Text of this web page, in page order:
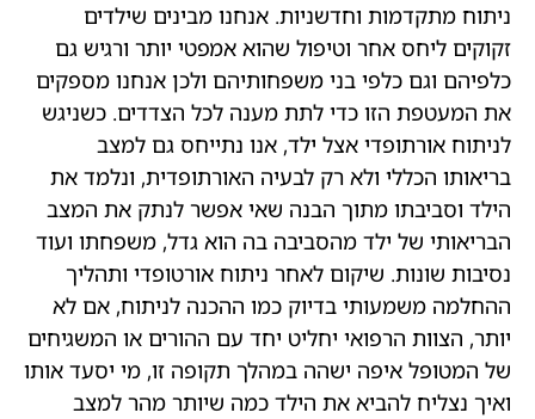
ניתוח מתקדמות וחדשניות. אנחנו מבינים שילדים
זקוקים ליחס אחר וטיפול שהוא אמפטי יותר ורגיש גם
כלפיהם וגם כלפי בני משפחותיהם ולכן אנחנו מספקים
את המעטפת הזו כדי לתת מענה לכל הצדדים. כשניגש
לניתוח אורתופדי אצל ילד, אנו נתייחס גם למצב
בריאותו הכללי ולא רק לבעיה האורתופדית, ונלמד את
הילד וסביבתו מתוך הבנה שאי אפשר לנתק את המצב
הבריאותי של ילד מהסביבה בה הוא גדל, משפחתו ועוד
נסיבות שונות. שיקום לאחר ניתוח אורטופדי ותהליך
ההחלמה משמעותי בדיוק כמו ההכנה לניתוח, אם לא
יותר, הצוות הרפואי יחליט יחד עם ההורים או המשגיחים
של המטופל איפה ישהה במהלך תקופה זו, מי יסעד אותו
ואיך נצליח להביא את הילד כמה שיותר מהר למצב